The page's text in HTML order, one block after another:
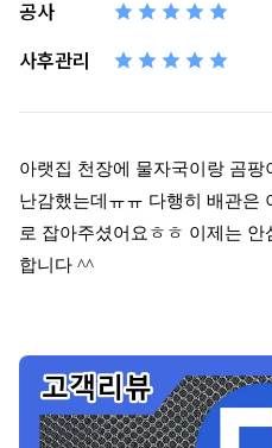
공사
사후관리
아랫집 천장에 물자국이랑 곰
난감했는데ㅠㅠ 다행히 배관은
로 잡아주셨어요ㅎㅎ 이제는 안
합니다 ^^